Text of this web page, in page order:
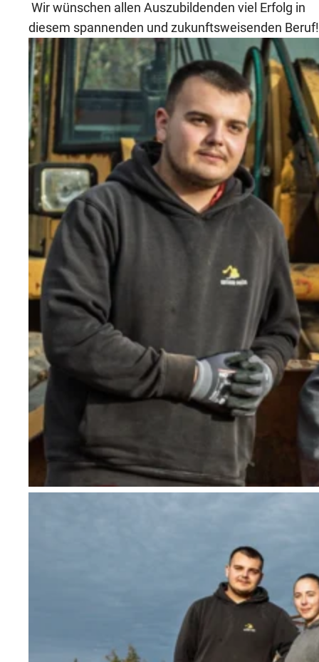
Wir wünschen allen Auszubildenden viel Erfolg in
diesem spannenden und zukunftsweisenden Beruf!